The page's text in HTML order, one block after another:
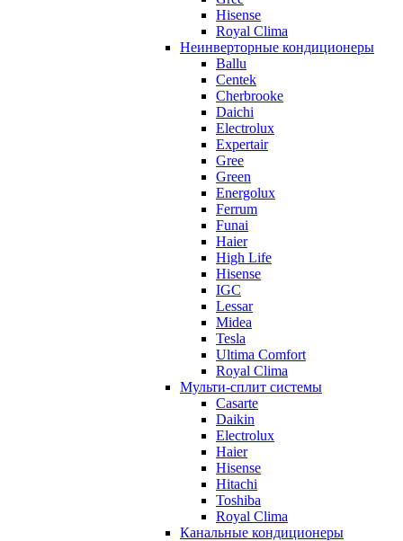
Hisense
Royal Clima
Неинверторные кондиционеры
Ballu
Centek
Cherbrooke
Daichi
Electrolux
Expertair
Gree
Green
Energolux
Ferrum
Funai
Haier
High Life
Hisense
IGC
Lessar
Midea
Tesla
Ultima Comfort
Royal Clima
Мульти-сплит системы
Casarte
Daikin
Electrolux
Haier
Hisense
Hitachi
Toshiba
Royal Clima
Канальные кондиционеры